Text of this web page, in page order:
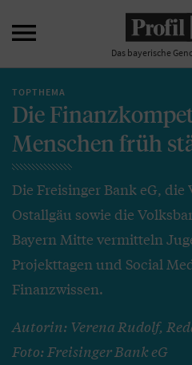

Das bayerische
TOPTHEMA
Die
Menschen früh
Die Freisinger Bank eG, die
Ostallgäu sowie die
Bayern Mitte vermitteln
Projekttagen und Social
Finanzwissen.
Autorin: Verena Rudolf,
Foto: Freisinger Bank eG